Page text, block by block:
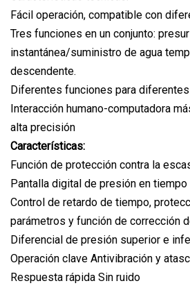
Fácil operación, compatible con
Tres funciones en un conjunto:
instantánea/suministro de agua
descendente.
Diferentes funciones para
Interacción humano-computadora
alta precisión
Características:
Función de protección contra la
Pantalla digital de presión en tiempo
Control de retardo de tiempo,
parámetros y función de corrección
Diferencial de presión superior e
Operación clave Antivibración y
Respuesta rápida Sin ruido